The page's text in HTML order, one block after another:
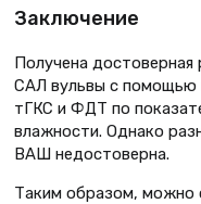
Заключение
Получена достоверная
САЛ вульвы с помощью
тГКС и ФДТ по
влажности. Однако
ВАШ недостоверна.
Таким образом, можно